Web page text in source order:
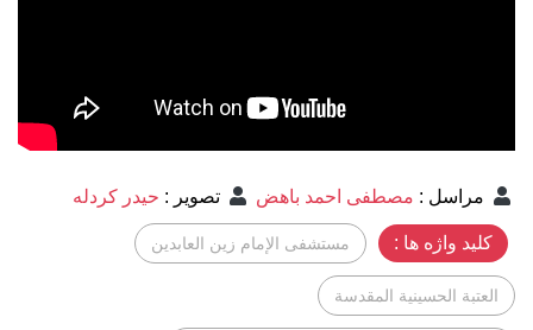
مراسل : مصطفى احمد باهض تصوير : حيدر كردله
کلید واژه ها : مستشفى الإمام زين العابدين
العتبة الحسينية المقدسة